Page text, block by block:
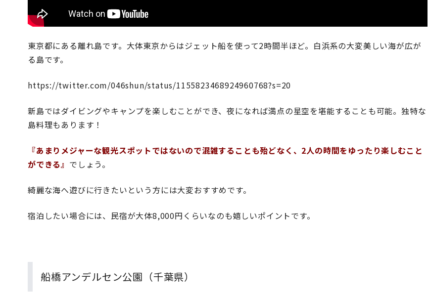
東京都にある離れ島です。大体東京からはジェット船を使って2時間半ほど。白浜系の大変美しい海が広が
る島です。
https://twitter.com/046shun/status/1155823468924960768?s=20
新島ではダイビングやキャンプを楽しむことができ、夜になれば満点の星空を堪能することも可能。独特な
島料理もあります！
『あまりメジャーな観光スポットではないので混雑することも殆どなく、2人の時間をゆったり楽しむこと
ができる』 でしょう。
綺麗な海へ遊びに行きたいという方には大変おすすめです。
宿泊したい場合には、民宿が大体8,000円くらいなのも嬉しいポイントです。
船橋アンデルセン公園（千葉県）